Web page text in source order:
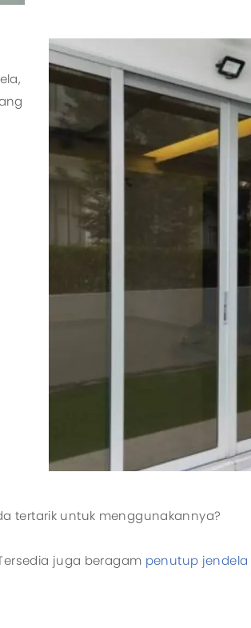
tertarik untuk menggunakannya?
juga beragam penutup jendela